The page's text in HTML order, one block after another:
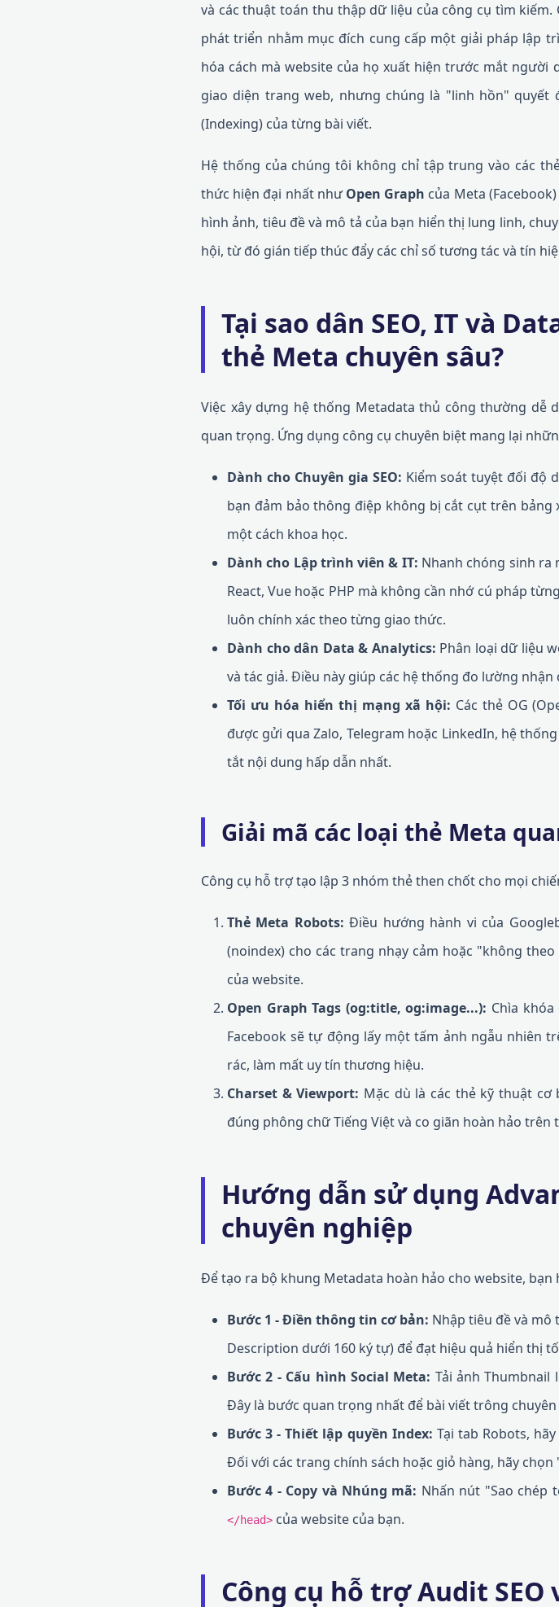
và các thuật toán thu thập dữ liệu của công cụ tìm kiếm.
phát triển nhằm mục đích cung cấp một giải pháp lập
hóa cách mà website của họ xuất hiện trước mắt
giao diện trang web, nhưng chúng là "linh hồn" quyết
(Indexing) của từng bài viết.
Hệ thống của chúng tôi không chỉ tập trung vào các
thức hiện đại nhất nhưOpen Graph của Meta
hình ảnh, tiêu đề và mô tả của bạn hiển thị lung linh,
hội, từ đó gián tiếp thúc đẩy các chỉ số tương tác và tín
Tại sao dân SEO, IT và
thẻ Meta chuyên sâu?
Việc xây dựng hệ thống Metadata thủ công thường dễ
quan trọng. Ứng dụng công cụ chuyên biệt mang lại
Dành cho Chuyên gia SEO: Kiểm soát tuyệt đối độ
bạn đảm bảo thông điệp không bị cắt cụt trên bảng
một cách khoa học.
Dành cho Lập trình viên & IT: Nhanh chóng sinh ra
React, Vue hoặc PHP mà không cần nhớ cú pháp
luôn chính xác theo từng giao thức.
Dành cho dân Data & Analytics: Phân loại dữ liệu
và tác giả. Điều này giúp các hệ thống đo lường
Tối ưu hóa hiển thị mạng xã hội: Các thẻ OG
được gửi qua Zalo, Telegram hoặc LinkedIn, hệ
tắt nội dung hấp dẫn nhất.
Giải mã các loại thẻ Meta
Công cụ hỗ trợ tạo lập 3 nhóm thẻ then chốt cho mọi
Thẻ Meta Robots: Điều hướng hành vi của
(noindex) cho các trang nhạy cảm hoặc "không
của website.
Open Graph Tags (og:title, og:image...): Chìa
Facebook sẽ tự động lấy một tấm ảnh ngẫu nhiên
rác, làm mất uy tín thương hiệu.
Charset & Viewport: Mặc dù là các thẻ kỹ thuật
đúng phông chữ Tiếng Việt và co giãn hoàn hảo trên
Hướng dẫn sử dụng
chuyên nghiệp
Để tạo ra bộ khung Metadata hoàn hảo cho website,
Bước 1 - Điền thông tin cơ bản: Nhập tiêu đề và mô
Description dưới 160 ký tự) để đạt hiệu quả hiển thị
Bước 2 - Cấu hình Social Meta: Tải ảnh Thumbnail
Đây là bước quan trọng nhất để bài viết trông chuyên
Bước 3 - Thiết lập quyền Index: Tại tab Robots,
Đối với các trang chính sách hoặc giỏ hàng, hãy chọn
Bước 4 - Copy và Nhúng mã: Nhấn nút "Sao chép
</head> của website của bạn.
Công cụ hỗ trợ Audit